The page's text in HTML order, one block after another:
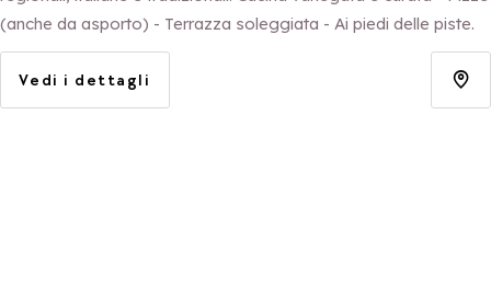
(anche da asporto) - Terrazza soleggiata - Ai piedi delle piste.
Vedi i dettagli